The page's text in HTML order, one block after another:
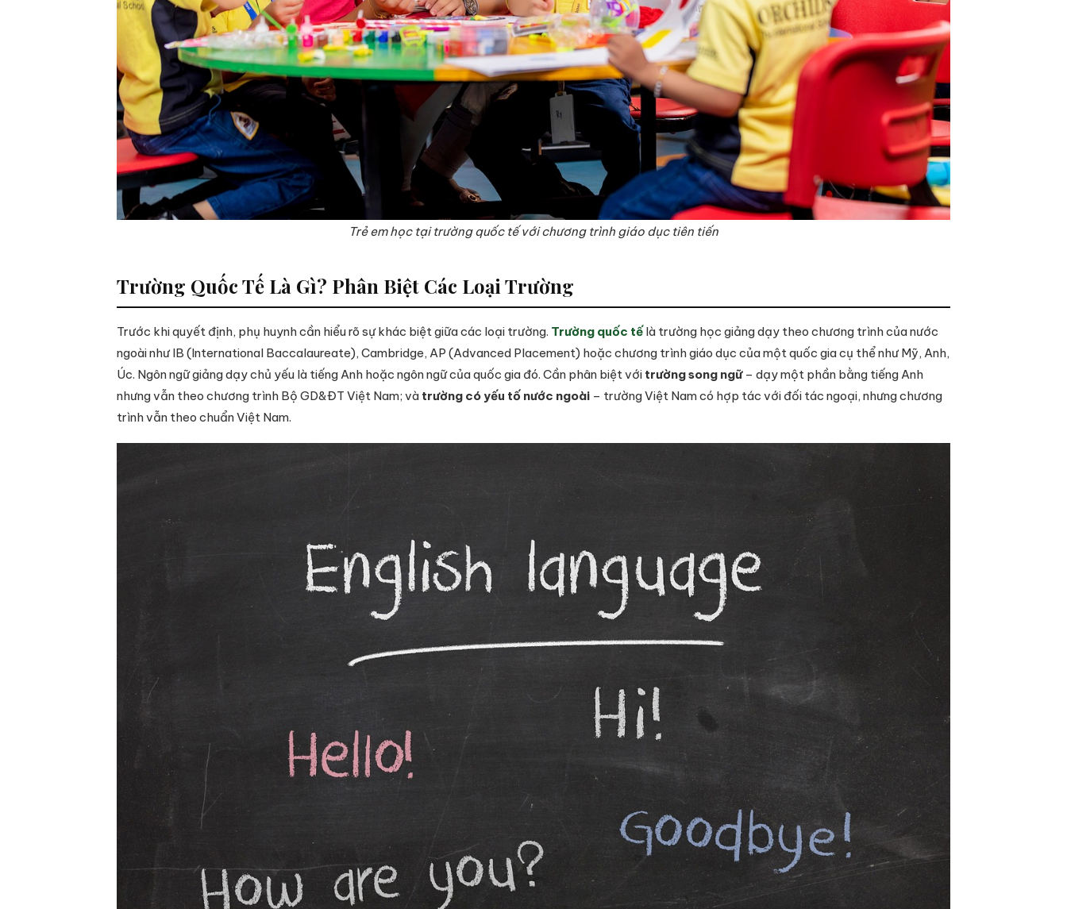
Trẻ em học tại trường quốc tế với chương trình giáo dục tiên tiến
Trường Quốc Tế Là Gì? Phân Biệt Các Loại Trường
Trước khi quyết định, phụ huynh cần hiểu rõ sự khác biệt giữa các loại trường. Trường quốc tếlà trường học giảng dạy theo chương trình của nước
ngoài như IB (International Baccalaureate), Cambridge, AP (Advanced Placement) hoặc chương trình giáo dục của một quốc gia cụ thể như Mỹ, Anh,
Úc. Ngôn ngữ giảng dạy chủ yếu là tiếng Anh hoặc ngôn ngữ của quốc gia đó. Cần phân biệt với trường song ngữ– dạy một phần bằng tiếng Anh
nhưng vẫn theo chương trình Bộ GD&ĐT Việt Nam; và trường có yếu tố nước ngoài – trường Việt Nam có hợp tác với đối tác ngoại, nhưng chương
trình vẫn theo chuẩn Việt Nam.